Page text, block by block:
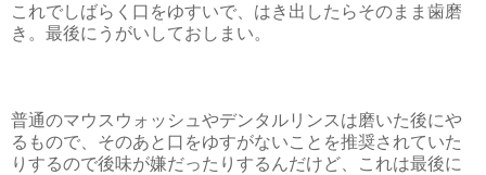
これでしばらく口をゆすいで、はき出したらそのまま歯磨
き。最後にうがいしておしまい。
普通のマウスウォッシュやデンタルリンスは磨いた後にや
るもので、そのあと口をゆすがないことを推奨されていた
りするので後味が嫌だったりするんだけど、これは最後に